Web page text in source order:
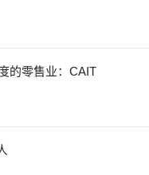
的零售业：CAIT